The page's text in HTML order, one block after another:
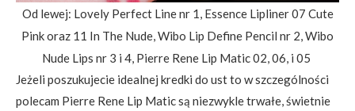
Od lewej: Lovely Perfect Line nr 1, Essence Lipliner 07 Cute
Pink oraz 11 In The Nude, Wibo Lip Define Pencil nr 2, Wibo
Nude Lips nr 3 i 4, Pierre Rene Lip Matic 02, 06, i 05
Jeżeli poszukujecie idealnej kredki do ust to w szczególności
polecam Pierre Rene Lip Matic są niezwykle trwałe, świetnie